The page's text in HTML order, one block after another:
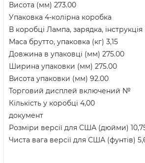
Висота (мм) 273.00
Упаковка 4-колірна коробка
В коробці Лампа, зарядка, інструкція
Маса брутто, упаковка (кг) 3,15
Довжина в упаковці (мм) 275.00
Ширина упаковки (мм) 275.00
Висота упаковки (мм) 92.00
Торговий дисплей включений №
Кількість у коробці 4,00
документ
Розміри версії для США (дюйми)
Чиста вага версії для США (фунтів)